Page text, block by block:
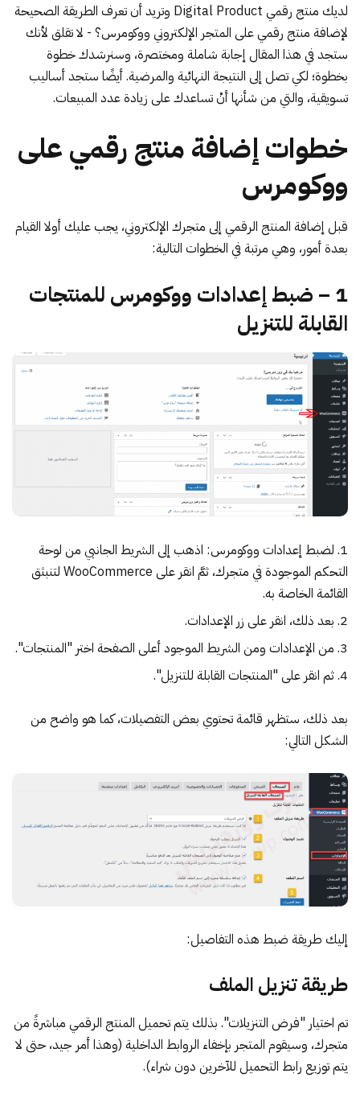
لديك منتج رقمي Digital Product وتريد أن تعرف الطريقة الصحيحة
لإضافة منتج رقمي على المتجر الإلكتروني ووكومرس؟ - لا تقلق لأنك
ستجد في هذا المقال إجابة شاملة ومختصرة، وسنرشدك خطوة
بخطوة؛ لكي تصل إلى النتيجة النهائية والمرضية. أيضًا ستجد أساليب
تسويقية، والتي من شأنها أنْ تساعدك على زيادة عدد المبيعات.
خطوات إضافة منتج رقمي على
ووكومرس
قبل إضافة المنتج الرقمي إلى متجرك الإلكتروني، يجب عليك أولا القيام
بعدة أمور، وهي مرتبة في الخطوات التالية:
1 – ضبط إعدادات ووكومرس للمنتجات
القابلة للتنزيل
لضبط إعدادات ووكومرس: اذهب إلى الشريط الجانبي من لوحة
التحكم الموجودة في متجرك، ثمَّ انقر على WooCommerce لتنبثق
القائمة الخاصة به.
بعد ذلك، انقر على زر الإعدادات.
من الإعدادات ومن الشريط الموجود أعلى الصفحة اختر "المنتجات".
ثم انقر على "المنتجات القابلة للتنزيل".
بعد ذلك، ستظهر قائمة تحتوي بعض التفصيلات، كما هو واضح من
الشكل التالي:
إليك طريقة ضبط هذه التفاصيل:
طريقة تنزيل الملف
تم اختيار "فرض التنزيلات". بذلك يتم تحميل المنتج الرقمي مباشرةً من
متجرك، وسيقوم المتجر بإخفاء الروابط الداخلية (وهذا أمر جيد، حتى لا
يتم توزيع رابط التحميل للآخرين دون شراء).